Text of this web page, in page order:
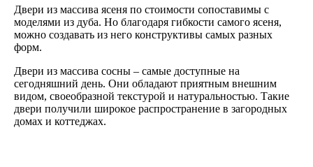
Двери из массива ясеня по стоимости сопоставимы с
моделями из дуба. Но благодаря гибкости самого ясеня,
можно создавать из него конструктивы самых разных
форм.
Двери из массива сосны – самые доступные на
сегодняшний день. Они обладают приятным внешним
видом, своеобразной текстурой и натуральностью. Такие
двери получили широкое распространение в загородных
домах и коттеджах.